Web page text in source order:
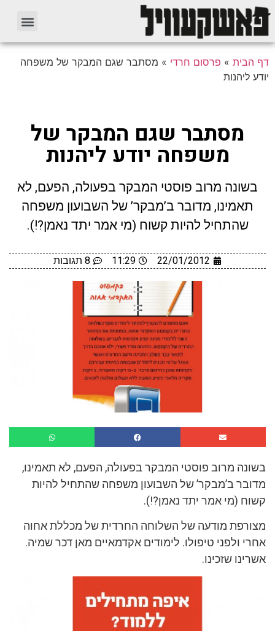
דף הבית » פרסום חרדי » מסתבר שגם המבקר של משפחה
יודע ליהנות
מסתבר שגם המבקר של
משפחה יודע ליהנות
בשונה מרוב פוסטי המבקר בפעולה, הפעם, לא
תאמינו, מדובר ב’מבקר’ של השבועון משפחה
שהתחיל להיות קשוח (מי אמר יתד נאמן?!).
22/01/2012
11:29 8 תגובות
בשונה מרוב פוסטי המבקר בפעולה, הפעם, לא תאמינו,
מדובר ב’מבקר’ של השבועון משפחה שהתחיל להיות
קשוח (מי אמר יתד נאמן?!).
מצורפת מודעה של השלוחה החרדית של מכללת אחוה
אחרי ולפני טיפולו. לימודים אקדמאיים מאן דכר שמיה.
אשרינו שזכינו.